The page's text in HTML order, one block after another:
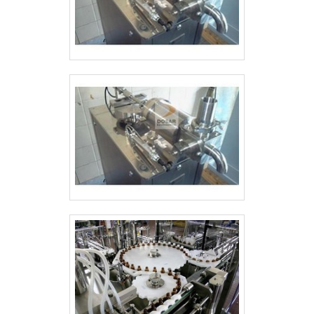
ESPECIALISTA DO SEGMENTOSomente
na Pharma Solutions Brasil tem tudo que
se precisa para esteiras para codificação.
É possível encontrar itens variados com
produto fora de posição e checkweigher
dinâmico.É em uma empresa
comprometida com seus serviços e uma
empresa altamente qualificada,
características possíveis pelo fato de a
empresa ter escritório de alta qualidade
onde são realizadas as atividades e
biblioteca técnica de apoio. Tudo isso,
somado a uma equipe multidisciplinar de
consultores associados e equipe de alta
qualidade, garantem o sucesso de cada
cliente de ponta a ponta. Aproveite a
visita para acessar o site e saber mais